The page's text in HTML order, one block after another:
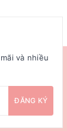
và nhiều
ĐĂNG KÝ